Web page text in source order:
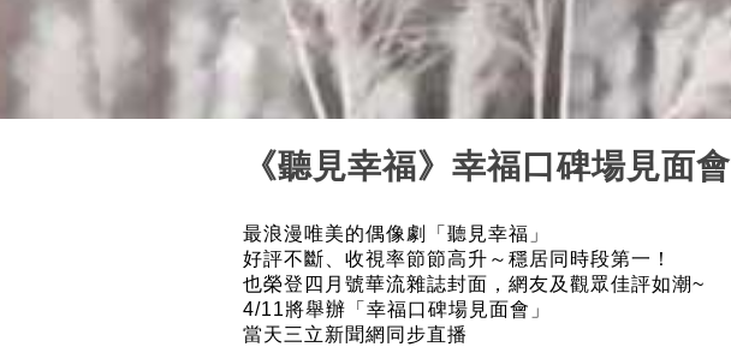
《聽見幸福》幸福口碑場見面會
最浪漫唯美的偶像劇「聽見幸福」
好評不斷、收視率節節高升～穩居同時段第一！
也榮登四月號華流雜誌封面，網友及觀眾佳評如潮~
4/11將舉辦「幸福口碑場見面會」
當天三立新聞網同步直播